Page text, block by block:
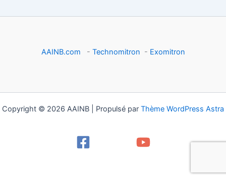
AAINB.com - Technomitron - Exomitron
Copyright © 2026 AAINB | Propulsé par Thème WordPress Astra